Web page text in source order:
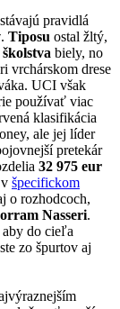
pravidlá
. Tiposu ostal žltý,
biely, no
vrchárskom drese
UCI však
používať viac
klasifikácia
ale jej líder
pretekár
32 975 eur
špecifickom
o rozhodcoch,
Nasseri.
do cieľa
zo špurtov aj